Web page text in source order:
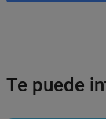
Te puede